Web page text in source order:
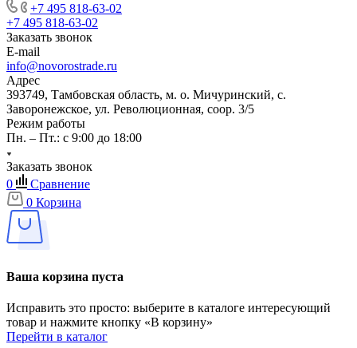
+7 495 818-63-02
+7 495 818-63-02
Заказать звонок
E-mail
info@novorostrade.ru
Адрес
393749, Тамбовская область, м. о. Мичуринский, с.
Заворонежское, ул. Революционная, соор. 3/5
Режим работы
Пн. – Пт.: с 9:00 до 18:00
Заказать звонок
0
Сравнение
0 Корзина
Ваша корзина пуста
Исправить это просто: выберите в каталоге интересующий
товар и нажмите кнопку «В корзину»
Перейти в каталог